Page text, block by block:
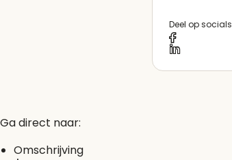
Deel op socials
Ga direct naar:
Omschrijving